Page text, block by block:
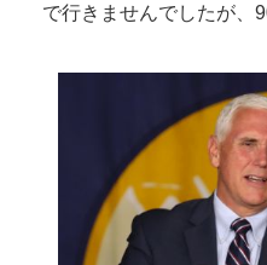
で行きませんでしたが、